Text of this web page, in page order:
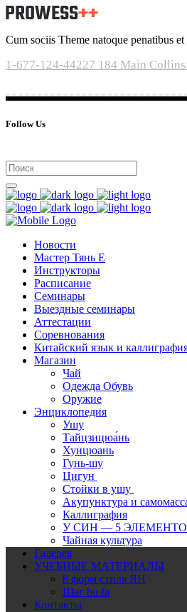
Cum sociis Theme natoque penatibus
1-677-124-44227 184 Main
Follow Us
Новости
Мастер Тянь Е
Инструкторы
Расписание
Семинары
Выездные семинары
Аттестации
Соревнования
Китайский язык и
Магазин
Чай
Одежда Обувь
Оружие
Энциклопедия
Ушу
Тайцзицюа́нь
Хунцюань
Гунь-шу
Цигун
Стойки в ушу
Акупунктура и
Каллиграфия
У СИН — 5
Чайная культура
Галерея
УЧЕБНЫЕ МАТЕРИАЛЫ
8 форм стиля ЯН
Шаг bu fa
Контакты